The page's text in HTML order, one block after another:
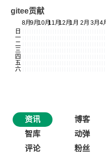
gitee贡献
资讯 博客
智库
动弹
评论
粉丝